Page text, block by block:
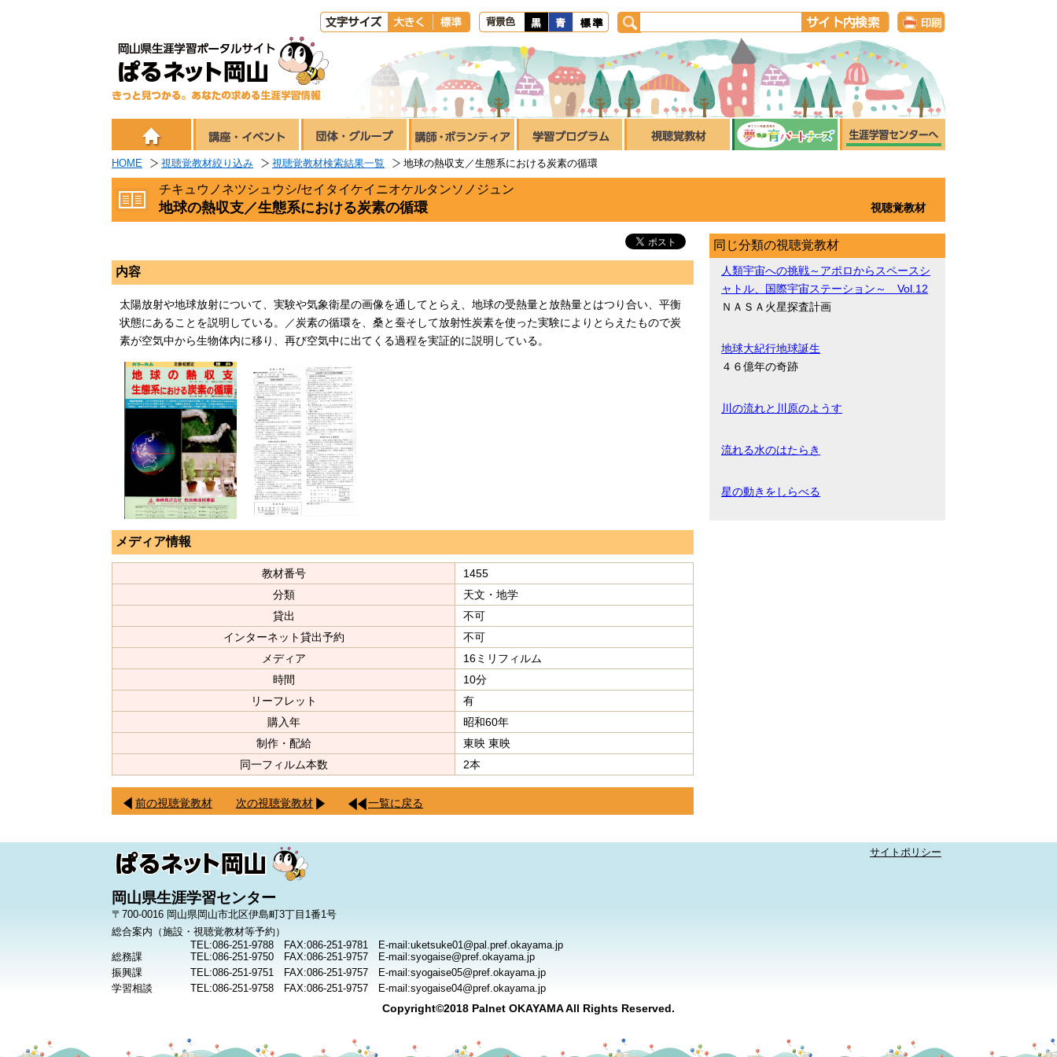
HOME 視聴覚教材絞り込み 視聴覚教材検索結果一覧 地球の熱収支／生態系における炭素の循環
チキュウノネツシュウシ/セイタイケイニオケルタンソノジュン
地球の熱収支／生態系における炭素の循環 視聴覚教材
内容
太陽放射や地球放射について、実験や気象衛星の画像を通してとらえ、地球の受熱量と放熱量とはつり合い、平衡
状態にあることを説明している。／炭素の循環を、桑と蚕そして放射性炭素を使った実験によりとらえたもので炭
素が空気中から生物体内に移り、再び空気中に出てくる過程を実証的に説明している。
メディア情報
教材番号
1455
分類
天文・地学
貸出
不可
インターネット貸出予約
不可
メディア
16ミリフィルム
時間
10分
リーフレット
有
購入年
昭和60年
制作・配給
東映 東映
同一フィルム本数
2本
前の視聴覚教材 次の視聴覚教材 一覧に戻る
同じ分類の視聴覚教材
人類宇宙への挑戦～アポロからスペースシ
ャトル、国際宇宙ステーション～ Vol.12
ＮＡＳＡ火星探査計画
地球大紀行地球誕生
４６億年の奇跡
川の流れと川原のようす
流れる水のはたらき
星の動きをしらべる
サイトポリシー
岡山県生涯学習センター
〒700-0016 岡山県岡山市北区伊島町3丁目1番1号
総合案内（施設・視聴覚教材等予約）
TEL:086-251-9788 FAX:086-251-9781 E-mail:uketsuke01@pal.pref.okayama.jp
総務課
TEL:086-251-9750 FAX:086-251-9757 E-mail:syogaise@pref.okayama.jp
振興課
TEL:086-251-9751 FAX:086-251-9757 E-mail:syogaise05@pref.okayama.jp
学習相談
TEL:086-251-9758 FAX:086-251-9757 E-mail:syogaise04@pref.okayama.jp
Copyright©2018 Palnet OKAYAMA All Rights Reserved.